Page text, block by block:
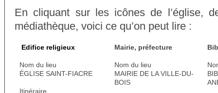
En cliquant sur les icônes de l’église,
médiathèque, voici ce qu’on peut lire :
Edifice religieux
Nom du lieu
ÉGLISE SAINT-FIACRE
Itinéraire
Mairie, préfecture
Nom du lieu
MAIRIE DE LA VILLE-DU-
BOIS